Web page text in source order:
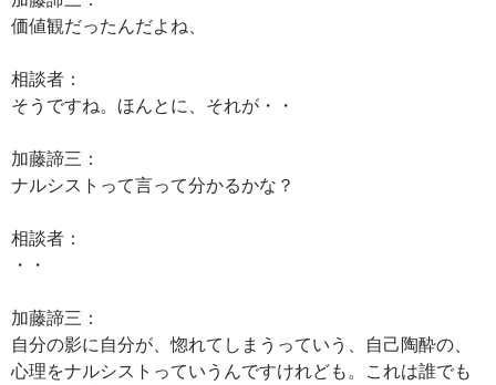
価値観だったんだよね、
相談者：
そうですね。ほんとに、それが・・
加藤諦三：
ナルシストって言って分かるかな？
相談者：
・・
加藤諦三：
自分の影に自分が、惚れてしまうっていう、自己陶酔の、
心理をナルシストっていうんですけれども。これは誰でも